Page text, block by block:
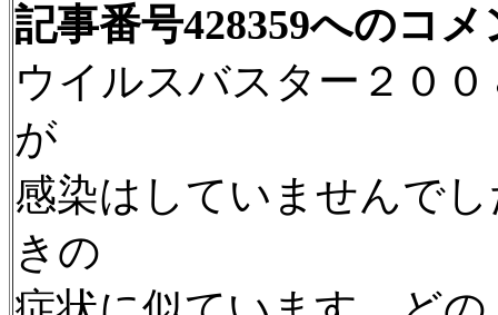
記事番号428359へのコメ
ウイルスバスター２０
が
感染はしていませんで
きの